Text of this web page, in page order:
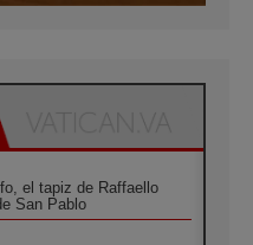
el tapiz de Raffaello
San Pablo